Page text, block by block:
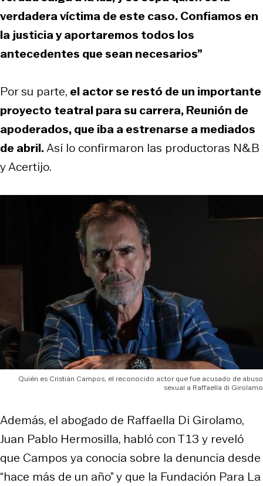
verdadera víctima de este caso. Confiamos en
la justicia y aportaremos todos los
antecedentes que sean necesarios”
Por su parte, el actor se restó de un importante
proyecto teatral para su carrera,Reunión de
apoderados, que iba a estrenarse a mediados
de abril.Así lo confirmaron las productoras N&B
y Acertijo.
Quién es Cristián Campos, el reconocido actor que fue acusado de abuso
sexual a Raffaella di Girolamo
Además, el abogado de Raffaella Di Girolamo,
Juan Pablo Hermosilla, habló con T13 y reveló
que Campos ya conocía sobre la denuncia desde
“hace más de un año” y que la Fundación Para La